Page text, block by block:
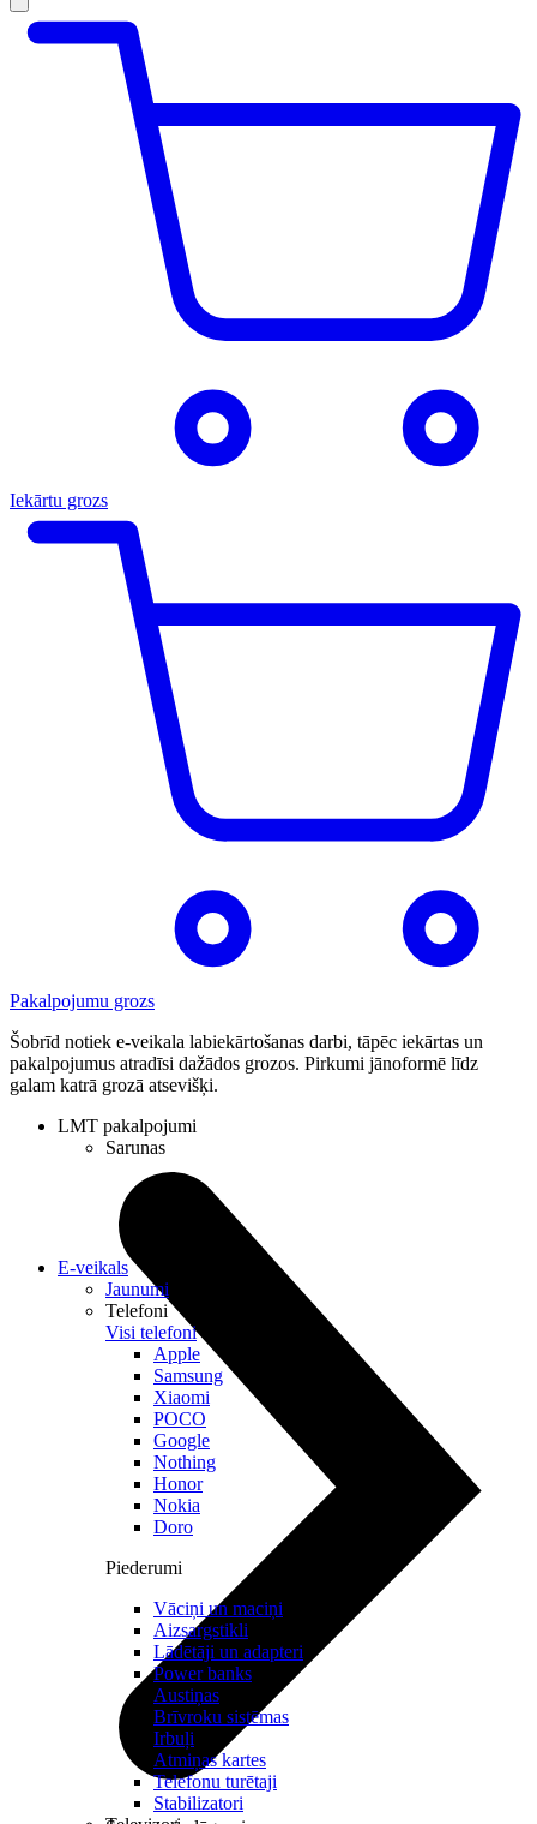
Iekārtu grozs
Pakalpojumu grozs
Šobrīd notiek e-veikala labiekārtošanas darbi, tāpēc iekārtas un
pakalpojumus atradīsi dažādos grozos. Pirkumi jānoformē līdz
galam katrā grozā atsevišķi.
LMT pakalpojumi
Sarunas
E-veikals
Jaunumi
Telefoni
Visi telefoni
Apple
Samsung
Xiaomi
POCO
Google
Nothing
Honor
Nokia
Doro
Piederumi
Vāciņi un maciņi
Aizsargstikli
Lādētāji un adapteri
Power banks
Austiņas
Brīvroku sistēmas
Irbuļi
Atmiņas kartes
Telefonu turētaji
Stabilizatori